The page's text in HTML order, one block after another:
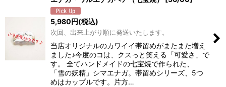
5,980円(税込)
次回、出来上がり順に発送いたします。
当店オリジナルのカワイイ帯留めがまたまた増え
ました♪今度のコは、クスっと笑える「可愛さ」で
す。 全てハンドメイドの七宝焼で作られた、
「雪の妖精」シマエナガ。帯留めシリーズ、5つ
めはカップルです。片方…